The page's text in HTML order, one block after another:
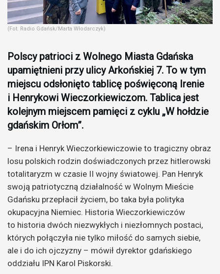
(Fot. Radio Gdańsk/Marta Włodarczyk)
Polscy patrioci z Wolnego Miasta Gdańska
upamiętnieni przy ulicy Arkońskiej 7. To w tym
miejscu odsłonięto tablicę poświęconą Irenie
i Henrykowi Wieczorkiewiczom. Tablica jest
kolejnym miejscem pamięci z cyklu „W hołdzie
gdańskim Orłom”.
– Irena i Henryk Wieczorkiewiczowie to tragiczny obraz
losu polskich rodzin doświadczonych przez hitlerowski
totalitaryzm w czasie II wojny światowej. Pan Henryk
swoją patriotyczną działalność w Wolnym Mieście
Gdańsku przepłacił życiem, bo taka była polityka
okupacyjna Niemiec. Historia Wieczorkiewiczów
to historia dwóch niezwykłych i niezłomnych postaci,
których połączyła nie tylko miłość do samych siebie,
ale i do ich ojczyzny – mówił dyrektor gdańskiego
oddziału IPN Karol Piskorski.